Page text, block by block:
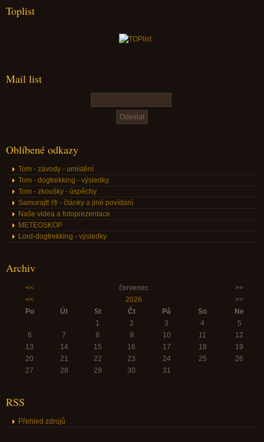
Toplist
Mail list
Oblíbené odkazy
Tom - závody - umístění
Tom - dogtrekking - výsledky
Tom - zkoušky - úspěchy
Samurajtt 侍 - články a jiné povídání
Naše videa a fotoprezentace
METEOSKOP
Lord-dogtrekking - výsledky
Archiv
<< červenec
>>
<<
2026
>>
Po
Út St Čt Pá So
Ne
1
2 3 4
5
6
7 8 9 10 11
12
13
14 15 16 17 18
19
20
21 22 23 24 25
26
27
28 29 30 31
RSS
Přehled zdrojů